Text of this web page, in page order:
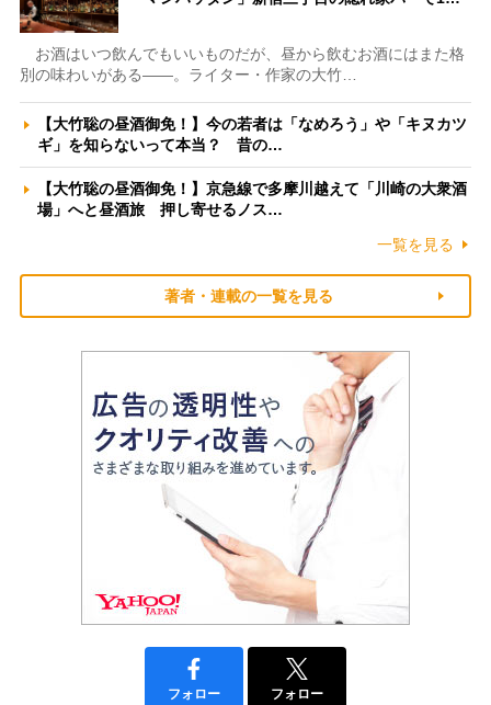
お酒はいつ飲んでもいいものだが、昼から飲むお酒にはまた格
別の味わいがある――。ライター・作家の大竹…
【大竹聡の昼酒御免！】今の若者は「なめろう」や「キヌカツ
ギ」を知らないって本当？ 昔の…
【大竹聡の昼酒御免！】京急線で多摩川越えて「川崎の大衆酒
場」へと昼酒旅 押し寄せるノス…
一覧を見る
著者・連載の一覧を見る
フォロー フォロー